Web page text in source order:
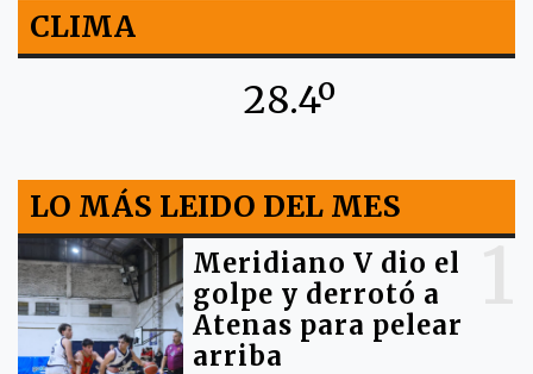
CLIMA
28.4º
LO MÁS LEIDO DEL MES
Meridiano V dio el
golpe y derrotó a
Atenas para pelear
arriba